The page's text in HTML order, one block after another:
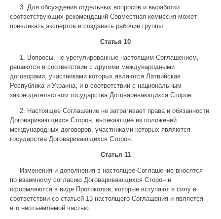
3. Для обсуждения отдельных вопросов и выработки
соответствующих рекомендаций Совместная комиссия может
привлекать экспертов и создавать рабочие группы.
Статья 10
1. Вопросы, не урегулированные настоящим Соглашением,
решаются в соответствии с другими международными
договорами, участниками которых являются Латвийская
Республика и Украина, и в соответствии с национальным
законодательством государства Договаривающихся Сторон.
2. Настоящее Соглашение не затрагивает права и обязанности
Договаривающихся Сторон, вытекающие из положений
международных договоров, участниками которых являются
государства Договаривающихся Сторон.
Статья 11
Изменения и дополнения в настоящее Соглашение вносятся
по взаимному согласию Договаривающихся Сторон и
оформляются в виде Протоколов, которые вступают в силу в
соответствии со статьей 13 настоящего Соглашения и является
его неотъемлемой частью.